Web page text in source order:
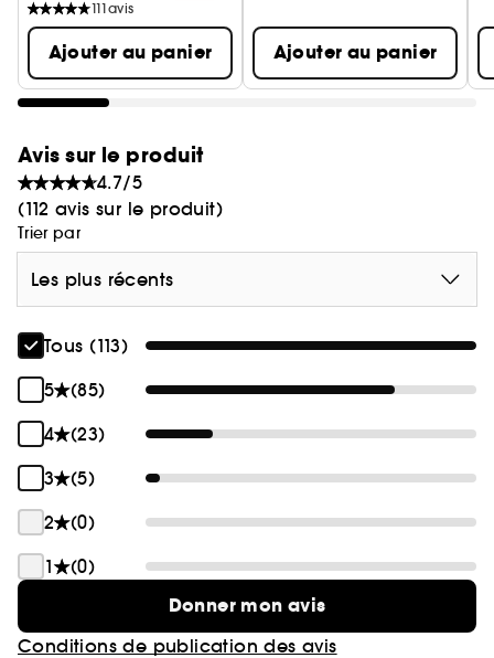
111avis
Ajouter au panier Ajouter au panier
Avis sur le produit
4.7/5
(112 avis sur le produit)
Trier par
Les plus récents
Tous (113)
5
(85)
4
(23)
3
(5)
2
(0)
1
(0)
Donner mon avis
Conditions de publication des avis